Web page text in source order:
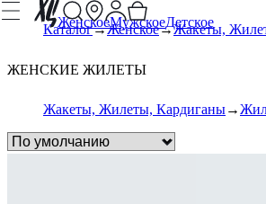
ЖенскоеМужскоеДетское
Каталог Женское Жакеты,
ЖЕНСКИЕ ЖИЛЕТЫ
Жакеты, Жилеты, Кардиганы